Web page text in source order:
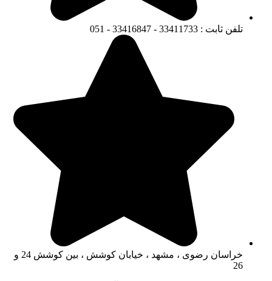
تلفن ثابت : 33411733 - 33416847 - 051
خراسان رضوی ، مشهد ، خیابان کوشش ، بین کوشش 24 و
26